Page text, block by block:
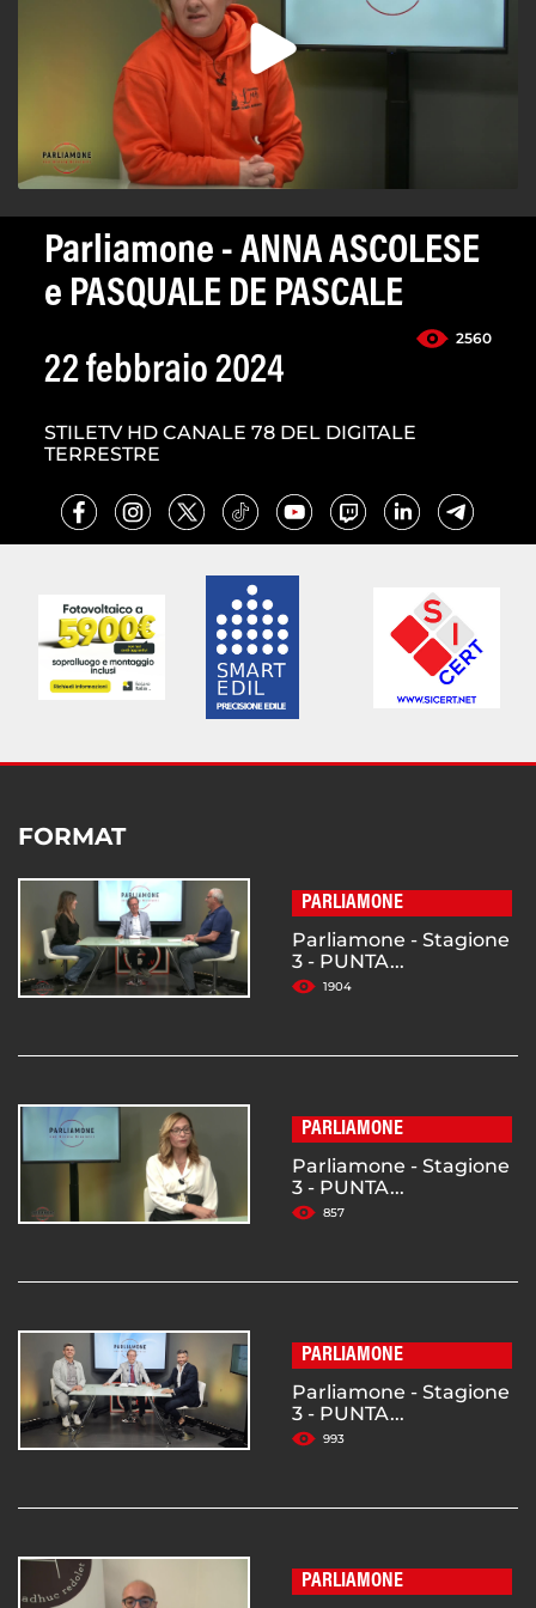
Parliamone - ANNA ASCOLESE
e PASQUALE DE PASCALE
2560
22 febbraio 2024
STILETV HD CANALE 78 DEL DIGITALE
TERRESTRE
FORMAT
PARLIAMONE
Parliamone - Stagione
3 - PUNTA...
1904
PARLIAMONE
Parliamone - Stagione
3 - PUNTA...
857
PARLIAMONE
Parliamone - Stagione
3 - PUNTA...
993
PARLIAMONE